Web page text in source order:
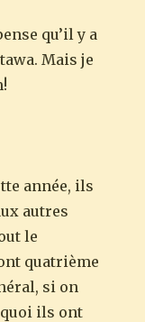
qu’il y a
Mais je
année, ils
autres
le
quatrième
si on
ils ont